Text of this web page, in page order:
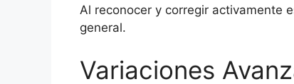
Al reconocer y corregir activamente
general.
Variaciones